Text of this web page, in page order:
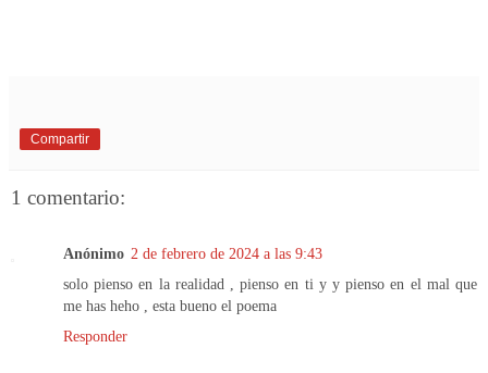
Compartir
1 comentario:
Anónimo 2 de febrero de 2024 a las 9:43
solo pienso en la realidad , pienso en ti y y pienso en el mal que
me has heho , esta bueno el poema
Responder